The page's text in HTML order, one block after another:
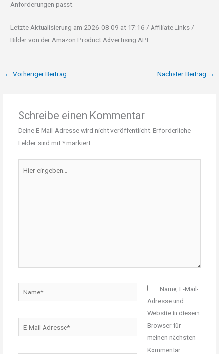
Anforderungen passt.
Letzte Aktualisierung am 2026-08-09 at 17:16 / Affiliate Links /
Bilder von der Amazon Product Advertising API
← Vorheriger Beitrag Nächster Beitrag →
Schreibe einen Kommentar
Deine E-Mail-Adresse wird nicht veröffentlicht. Erforderliche
Felder sind mit*markiert
eingeben…
Mail-
Name, E-Mail-
Adresse und
Website in diesem
Browser für
meinen nächsten
Kommentar